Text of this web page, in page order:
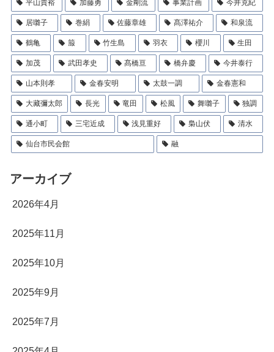
平山貴裕 加藤勇 金剛流 事業計画 今井克紀
居囃子 巻絹 佐藤章雄 髙澤祐介 和泉流
鶴亀 箙 竹生島 羽衣 櫻川 生田
加茂 武田孝史 髙橋亘 橋弁慶 今井泰行
山本則孝 金春安明 太鼓一調 金春憲和
大藏彌太郎 長光 竜田 松風 舞囃子 独調
通小町 三宅近成 浅見重好 梟山伏 清水
仙台市民会館 融
アーカイブ
2026年4月
2025年11月
2025年10月
2025年9月
2025年7月